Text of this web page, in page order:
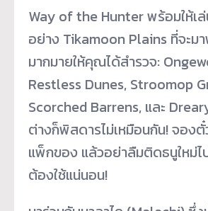
Way of the Hunter พร้อมให้เล่
อย่าง Tikamoon Plains ที่จะม
มากมายให้คุณได้สำรวจ:
Restless Dunes, Stroomop
Scorched Barrens, และ
ต่างก็พิสดารไม่เหมือนกัน! จอง
แพ็กของ แล้วอย่าลืมติดธนูใหม่ไ
ต้องใช้แน่นอน!